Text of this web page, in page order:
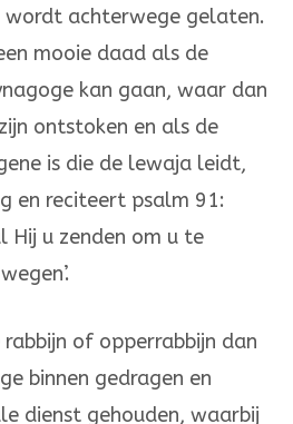
achterwege gelaten.
mooie daad als de
kan gaan, waar dan
ontstoken en als de
is die de lewaja leidt,
en reciteert psalm 91:
Hij u zenden om u te
of opperrabbijn dan
binnen gedragen en
dienst gehouden, waarbij